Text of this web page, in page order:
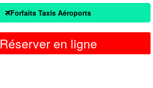
Forfaits Taxis Aéroports
Réserver en ligne